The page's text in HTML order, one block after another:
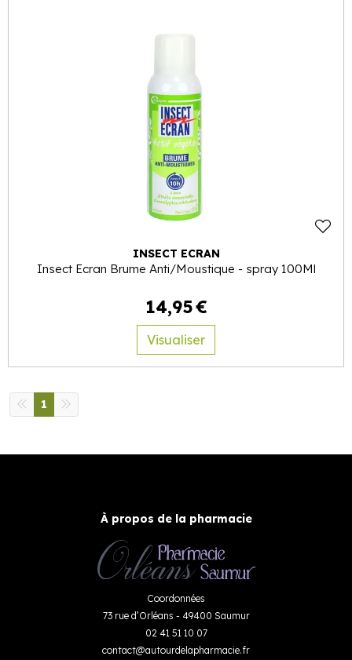
INSECT ECRAN
Insect Ecran Brume Anti/Moustique - spray 100Ml
14,95€
Visualiser
1
À propos de la pharmacie
Coordonnées
73 rue d’Orléans - 49400 Saumur
02 41 51 10 07
contact@autourdelapharmacie.fr